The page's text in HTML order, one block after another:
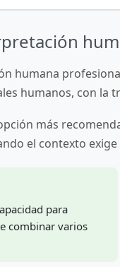
humana
humanos, con la
más
el contexto
para
combinar varios